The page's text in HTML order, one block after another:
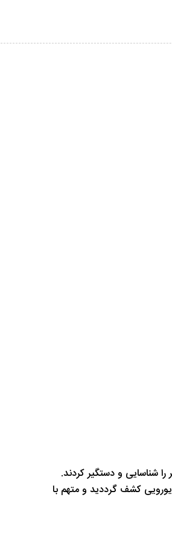
برپایه این گزارش، در بازرسی اولیه مقدار ۲۰ اسکناس ۵۰ هزار دیناری، ۶ اسکناس ۱۰۰ دیناری، ۱۷ اسکناس ۲۵ هزار دیناری، ۴ اسکناس ۵۰۰ درهمی و ۱ اسکناس ۵۰۰ یورویی کشف گرددید و متهم با